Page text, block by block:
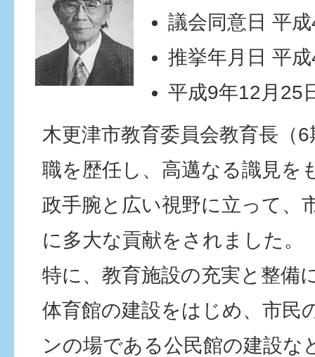
議会同意日 平
推挙年月日 平
平成9年12月25
木更津市教育委員会教育長（
職を歴任し、高邁なる識見を
政手腕と広い視野に立って、
に多大な貢献をされました。
特に、教育施設の充実と整備
体育館の建設をはじめ、市民
ンの場である公民館の建設な